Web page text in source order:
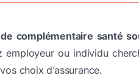
complémentaire santé
employeurou individu
choix d’assurance.